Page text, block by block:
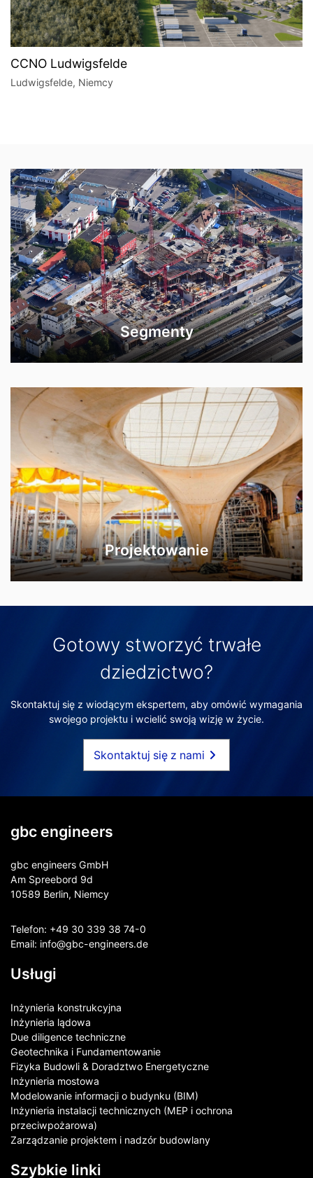
CCNO Ludwigsfelde
Ludwigsfelde, Niemcy
Segmenty
Projektowanie
Gotowy stworzyć trwałe
dziedzictwo?
Skontaktuj się z wiodącym ekspertem, aby omówić wymagania
swojego projektu i wcielić swoją wizję w życie.
Skontaktuj się z nami
gbc engineers
gbc engineers GmbH
Am Spreebord 9d
10589 Berlin, Niemcy
Telefon: +49 30 339 38 74-0
Email: info@gbc-engineers.de
Usługi
Inżynieria konstrukcyjna
Inżynieria lądowa
Due diligence techniczne
Geotechnika i Fundamentowanie
Fizyka Budowli & Doradztwo Energetyczne
Inżynieria mostowa
Modelowanie informacji o budynku (BIM)
Inżynieria instalacji technicznych (MEP i ochrona
przeciwpożarowa)
Zarządzanie projektem i nadzór budowlany
Szybkie linki